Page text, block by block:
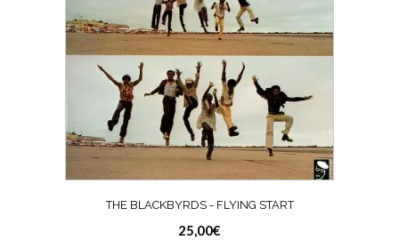
THE BLACKBYRDS ‎- FLYING START
25,00€